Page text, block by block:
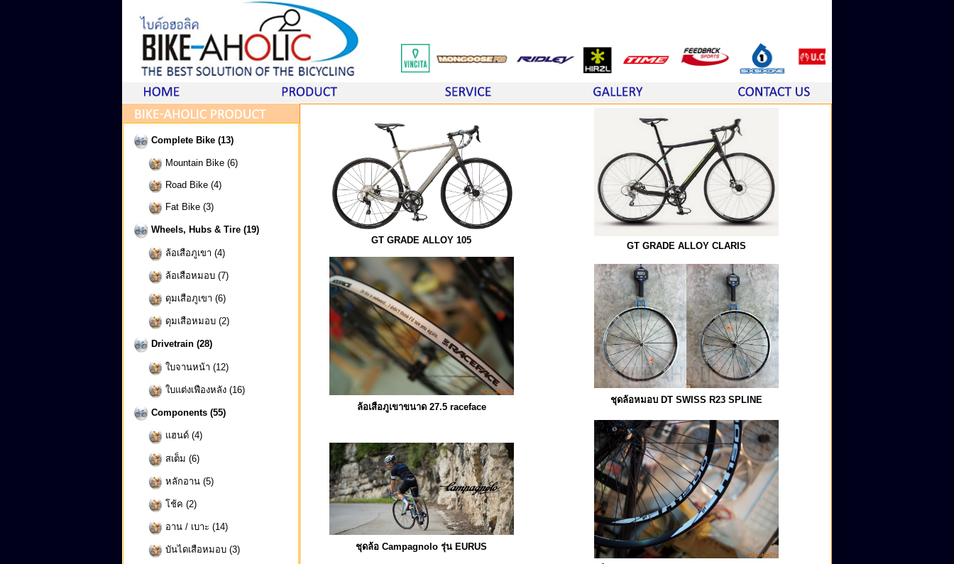
Complete Bike (13)
Mountain Bike (6)
Road Bike (4)
Fat Bike (3)
Wheels, Hubs & Tire (19)
ล้อเสือภูเขา (4)
ล้อเสือหมอบ (7)
ดุมเสือภูเขา (6)
ดุมเสือหมอบ (2)
Drivetrain (28)
ใบจานหน้า (12)
ใบแต่งเฟืองหลัง (16)
Components (55)
แฮนด์ (4)
สเต็ม (6)
หลักอาน (5)
โช้ค (2)
อาน / เบาะ (14)
บันไดเสือหมอบ (3)
GT GRADE ALLOY 105
GT GRADE ALLOY CLARIS
ล้อเสือภูเขาขนาด 27.5 raceface
ชุดล้อหมอบ DT SWISS R23 SPLINE
ชุดล้อ Campagnolo รุ่น EURUS